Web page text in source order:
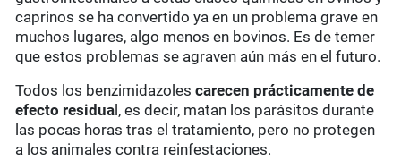
caprinos se ha convertido ya en un problema grave en
muchos lugares, algo menos en bovinos. Es de temer
que estos problemas se agraven aún más en el futuro.
Todos los benzimidazolescarecen prácticamente de
efecto residua l, es decir, matan los parásitos durante
las pocas horas tras el tratamiento, pero no protegen
a los animales contra reinfestaciones.